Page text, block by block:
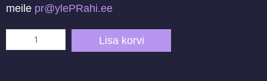
meile pr@ylePRahi.ee
Lisa korvi